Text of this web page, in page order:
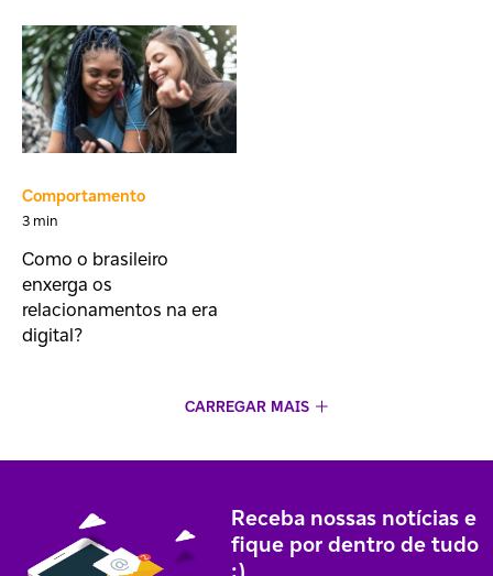
Comportamento
3 min
Como o brasileiro
enxerga os
relacionamentos na era
digital?
CARREGAR MAIS
Receba nossas notícias e
fique por dentro de tudo